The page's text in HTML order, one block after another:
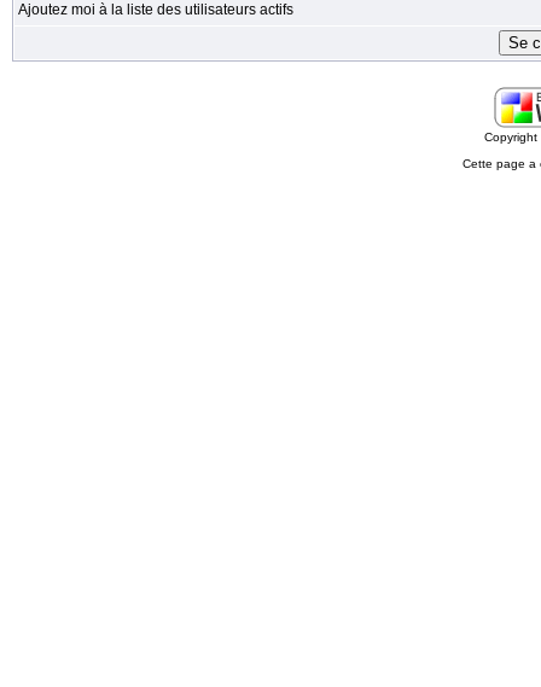
Ajoutez moi à la liste des utilisateurs actifs
Cette page a